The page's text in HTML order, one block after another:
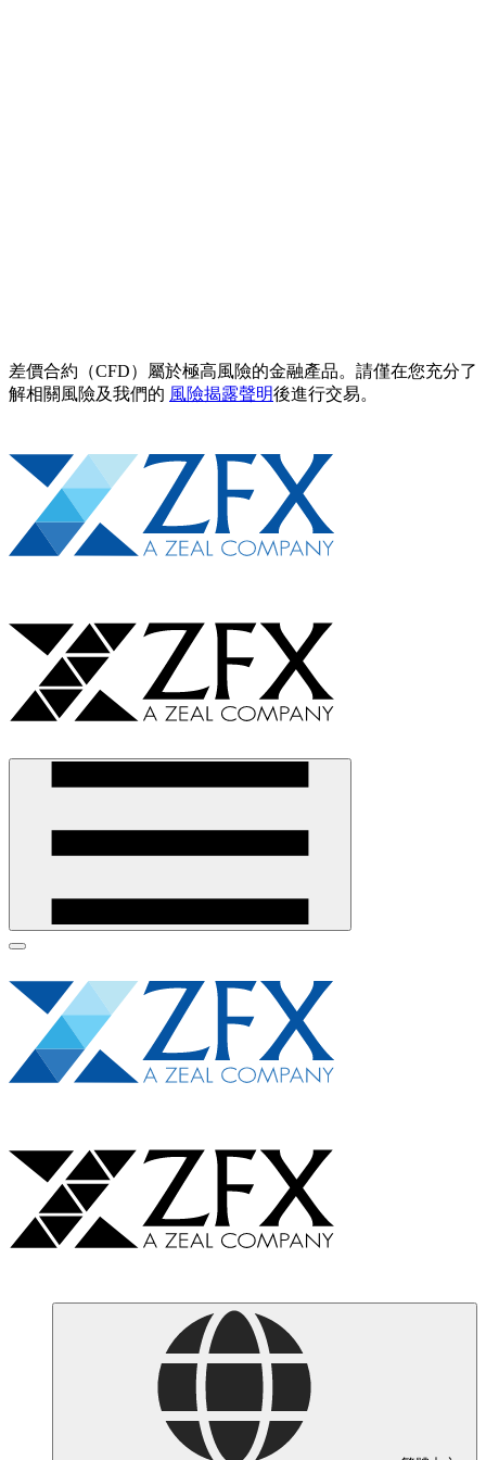
差價合約（CFD）屬於極高風險的金融產品。請僅在您充分了
解相關風險及我們的 風險揭露聲明後進行交易。